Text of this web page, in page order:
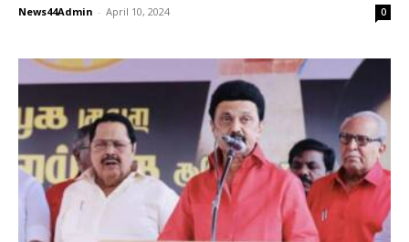
News44Admin - April 10, 2024 0